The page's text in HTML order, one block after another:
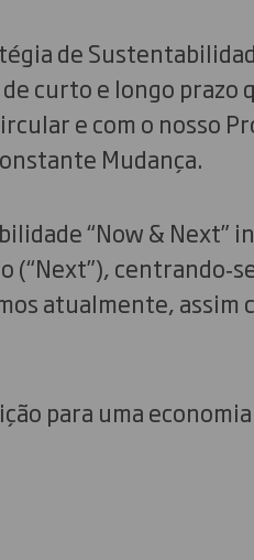
de
curto e longo prazo
e com o nosso
Mudança.
“Now & Next”
(“Next”),
atualmente, assim
para uma